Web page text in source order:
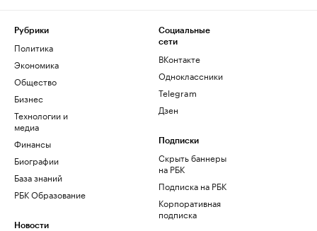
Рубрики
Политика
Экономика
Общество
Бизнес
Технологии и
медиа
Финансы
Биографии
База знаний
РБК Образование
Новости
Социальные
сети
ВКонтакте
Одноклассники
Telegram
Дзен
Подписки
Скрыть баннеры
на РБК
Подписка на РБК
Корпоративная
подписка